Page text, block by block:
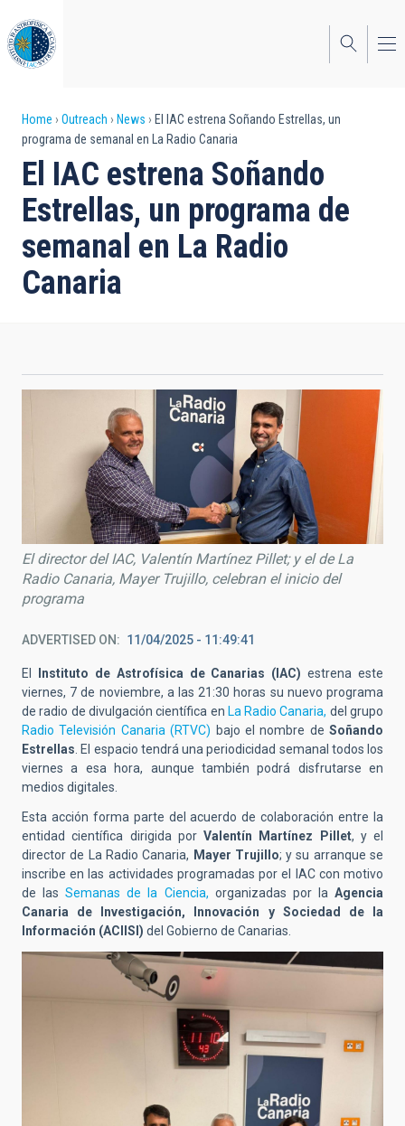
to
main
content
Breadcrumb
Home Outreach News
El IAC estrena Soñando Estrellas, un
programa de semanal en La Radio Canaria
El IAC estrena Soñando
Estrellas, un programa de
semanal en La Radio
Canaria
El director del IAC, Valentín Martínez Pillet; y el de La
Radio Canaria, Mayer Trujillo, celebran el inicio del
programa
ADVERTISED ON 11/04/2025 - 11:49:41
El Instituto de Astrofísica de Canarias (IAC) estrena este
viernes, 7 de noviembre, a las 21:30 horas su nuevo programa
de radio de divulgación científica en La Radio Canaria, del grupo
Radio Televisión Canaria (RTVC) bajo el nombre de Soñando
Estrellas. El espacio tendrá una periodicidad semanal todos los
viernes a esa hora, aunque también podrá disfrutarse en
medios digitales.
Esta acción forma parte del acuerdo de colaboración entre la
entidad científica dirigida porValentín Martínez Pillet, y el
director de La Radio Canaria, Mayer Trujillo; y su arranque se
inscribe en las actividades programadas por el IAC con motivo
de lasSemanas de la Ciencia, organizadas por laAgencia
Canaria de Investigación, Innovación y Sociedad de la
Información (ACIISI) del Gobierno de Canarias.